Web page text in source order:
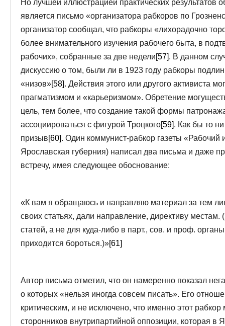
Но лучшей иллюстрацией практических
является письмо «организатора рабкоров по
организатор сообщал, что рабкоры «лихорадочно
более внимательного изучения рабочего быта, в
рабочих», собранные за две недели[57]. В данном
дискуссию о том, были ли в 1923 году рабкоры
«низов»[58]. Действия этого или другого активиста
прагматизмом и «карьеризмом». Обретение
цель, тем более, что создание такой формы
ассоциироваться с фигурой Троцкого[59]. Как бы то
призыв[60]. Один коммунист-рабкор газеты «Рабочий
Ярославская губерния) написал два письма и даже
встречу, имея следующее обоснование:
«К вам я обращаюсь и направляю материал за тем
своих статьях, дали направление, директиву
статей, а не для куда-либо в парт., сов. и проф.
приходится бороться.)»[61]
Автор письма отметил, что он намеренно показал
о которых «нельзя иногда совсем писать». Его
критическим, и не исключено, что именно этот рабкор
сторонников внутрипартийной оппозиции, которая в